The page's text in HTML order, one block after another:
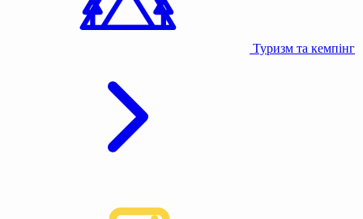
Туризм та кемпінг